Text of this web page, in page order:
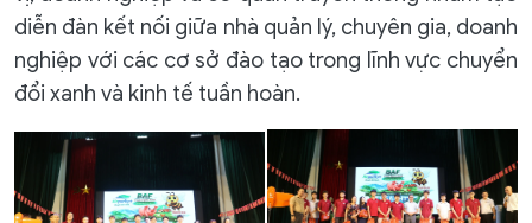
diễn đàn kết nối giữa nhà quản lý, chuyên gia, doanh
nghiệp với các cơ sở đào tạo trong lĩnh vực chuyển
đổi xanh và kinh tế tuần hoàn.